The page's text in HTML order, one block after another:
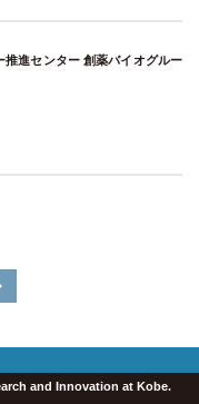
進センター 創薬バイオグルー
and Innovation at Kobe.